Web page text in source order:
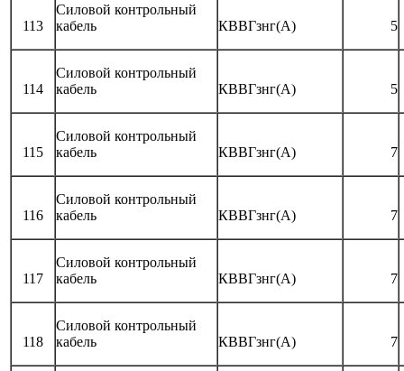
113
Силовой контрольный
кабель
КВВГзнг(А) 5
114
Силовой контрольный
кабель
КВВГзнг(А) 5
115
Силовой контрольный
кабель
КВВГзнг(А) 7
116
Силовой контрольный
кабель
КВВГзнг(А) 7
117
Силовой контрольный
кабель
КВВГзнг(А) 7
118
Силовой контрольный
кабель
КВВГзнг(А) 7